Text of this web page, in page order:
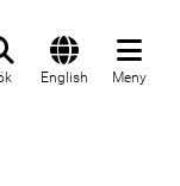
English Meny